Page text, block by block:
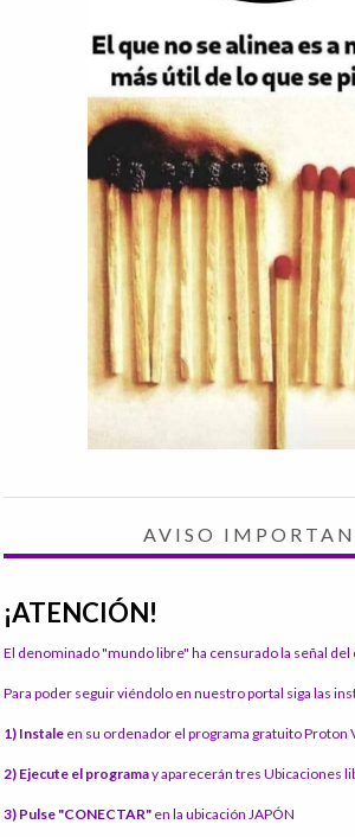
AVISO
¡ATENCIÓN!
El denominado "mundo libre" ha censurado la señal del
Para poder seguir viéndolo en nuestro portal siga las
1) Instale en su ordenador el programa gratuito Proton
2) Ejecute el programay aparecerán tres Ubicaciones
3) Pulse "CONECTAR" en la ubicación JAPÓN